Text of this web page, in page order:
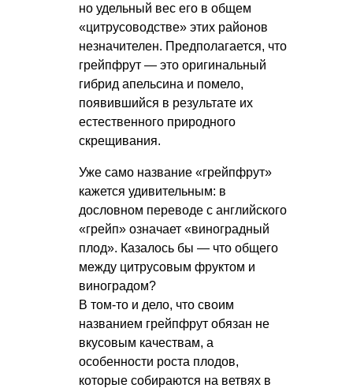
но удельный вес его в общем
«цитрусоводстве» этих районов
незначителен. Предполагается, что
грейпфрут — это оригинальный
гибрид апельсина и помело,
появившийся в результате их
естественного природного
скрещивания.
Уже само название «грейпфрут»
кажется удивительным: в
дословном переводе с английского
«грейп» означает «виноградный
плод». Казалось бы — что общего
между цитрусовым фруктом и
виноградом?
В том-то и дело, что своим
названием грейпфрут обязан не
вкусовым качествам, а
особенности роста плодов,
которые собираются на ветвях в